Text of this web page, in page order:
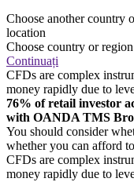
Choose another country
location
Choose country or region
Continuați
CFDs are complex
money rapidly due to
76% of retail investor
with OANDA TMS
You should consider
whether you can afford
CFDs are complex
money rapidly due to